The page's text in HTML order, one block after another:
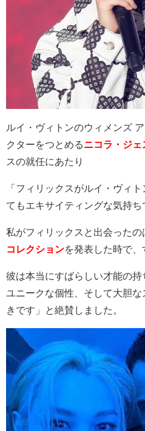
ルイ・ヴィトンのウィメンズ
クターをつとめる ニコラ・ジ
スの就任にあたり
「フィリックスがルイ・ヴィ
てもエキサイティングな気持ち
私がフィリックスと出会ったの
コレクションを発表した時で、
彼は本当にすばらしい才能の持
ユニークな個性、そして大胆
きです」と絶賛しました。